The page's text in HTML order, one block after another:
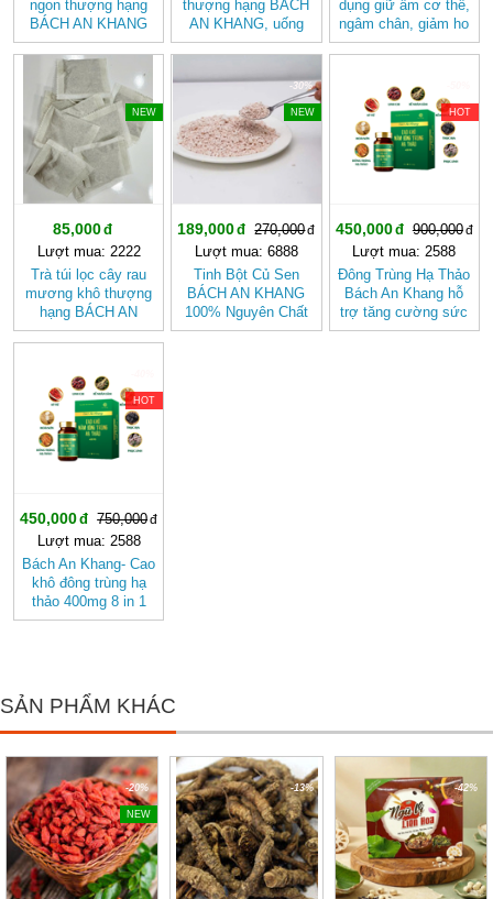
ngon thượng hạng
BÁCH AN KHANG
tốt cho sức khỏe,
giàu dinh dưỡng
thượng hạng BÁCH
AN KHANG, uống
trà, làm gia vị, tốt
dụng giữ ấm cơ thể,
ngâm chân, giảm ho
chai 500ml
NEW
85,000
Lượt mua: 2222
Trà túi lọc cây rau
mương khô thượng
hạng BÁCH AN
KHANG tốt cho
-30%
NEW
189,000
270,000
Lượt mua: 6888
Tinh Bột Củ Sen
BÁCH AN KHANG
100% Nguyên Chất
Từ Củ Sen Tươi
HOT
450,000
900,000
Lượt mua: 2588
Đông Trùng Hạ Thảo
Bách An Khang hỗ
trợ tăng cường sức
khỏe, giảm mệt mỏi
HOT
450,000
750,000
Lượt mua: 2588
Bách An Khang- Cao
khô đông trùng hạ
thảo 400mg 8 in 1
đậm đặc gấp 10 giúp
SẢN PHẨM KHÁC
-20%
NEW
-13% -42%